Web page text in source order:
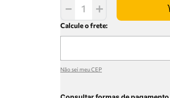
＋
－
Não sei meu CEP